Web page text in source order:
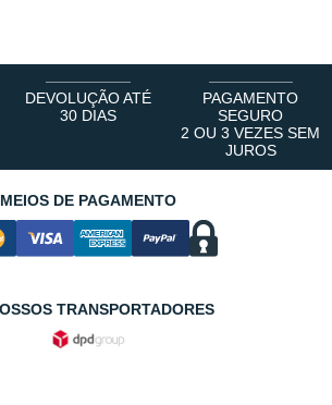
DEVOLUÇÃO ATÉ
30 DIAS
PAGAMENTO
SEGURO
2 OU 3 VEZES SEM
JUROS
MEIOS DE PAGAMENTO
TRANSPORTADORES